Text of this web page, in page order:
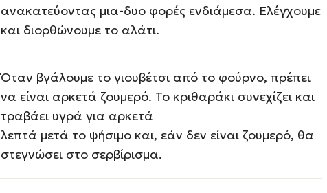
ανακατεύοντας μια-δυο φορές ενδιάμεσα. Ελέγχουμε
και διορθώνουμε το αλάτι.
Όταν βγάλουμε το γιουβέτσι από το φούρνο, πρέπει
να είναι αρκετά ζουμερό. Το κριθαράκι συνεχίζει και
τραβάει υγρά για αρκετά
λεπτά μετά το ψήσιμο και, εάν δεν είναι ζουμερό, θα
στεγνώσει στο σερβίρισμα.